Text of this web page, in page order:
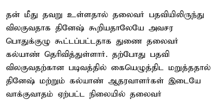
தன் மீது தவறு உள்ளதால் தலைவர் பதவியிலிருந்து
விலகுவதாக தினேஷ் கூறியதாலேயே அவசர
பொதுக்குழு கூட்டப்பட்டதாக துணை தலைவர்
கல்யாண் தெரிவித்துள்ளார். தற்போது பதவி
விலகுவதற்கான படிவத்தில் கையெழுத்திட மறுத்ததால்
தினேஷ் மற்றும் கல்யாண் ஆதரவாளர்கள் இடையே
வாக்குவாதம் ஏற்பட்ட நிலையில் தலைவர்